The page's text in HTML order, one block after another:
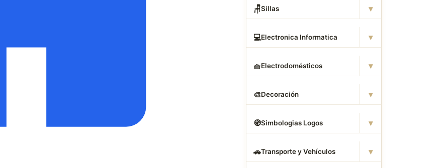
🪑Sillas ▾
💻Electronica Informatica ▾
🧺Electrodomésticos ▾
🎨Decoración ▾
🧭Simbologias Logos ▾
🚗Transporte y Vehículos ▾